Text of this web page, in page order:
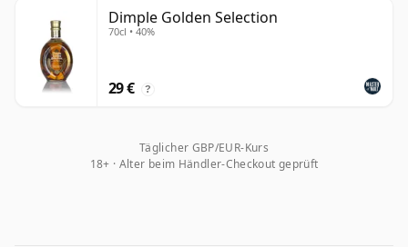
Dimple Golden Selection
70cl • 40%
29 € ?
Täglicher GBP/EUR-Kurs
18+ · Alter beim Händler-Checkout geprüft